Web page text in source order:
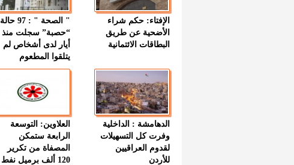
الإفتاء: حكم شراء
الأضحية عن طريق
البطاقات الائتمانية
" الصحة " : 97 حالة
“حصبة” سجلت منذ
أيار لدى أشخاص لم
يتلقوا المطعوم
الدهامشة : الداخلية
وفرت كل التسهيلات
لقدوم العراقيين
للأردن
العلاوين: التوسعة
الرابعة ستمكن
المصفاة من تكرير
120 ألف برميل نفط